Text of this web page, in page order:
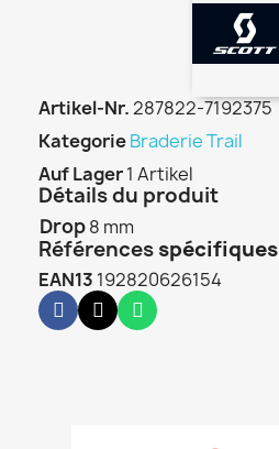
Artikel-Nr.287822-7192375
KategorieBraderie Trail
Auf Lager1 Artikel
Détails du produit
Drop8 mm
Références spécifiques
EAN13 192820626154